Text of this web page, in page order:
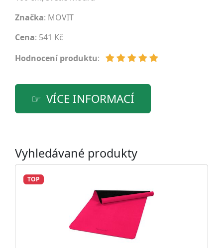
Značka: MOVIT
Cena: 541 Kč
Hodnocení produktu:
VÍCE INFORMACÍ
Vyhledávané produkty
TOP